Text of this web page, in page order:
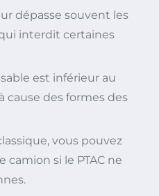
dépasse souvent les
interdit certaines
est inférieur au
cause des formes des
vous pouvez
si le PTAC ne